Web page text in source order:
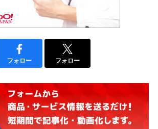
フォロー フォロー